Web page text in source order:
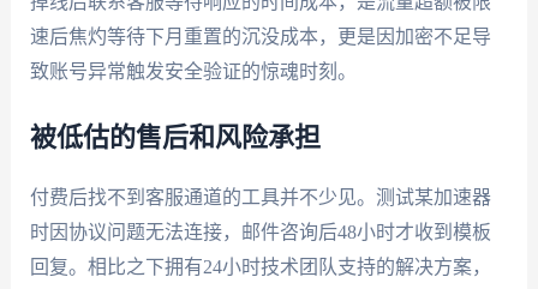
速后焦灼等待下月重置的沉没成本，更是因加密不足导
致账号异常触发安全验证的惊魂时刻。
被低估的售后和风险承担
付费后找不到客服通道的工具并不少见。测试某加速器
时因协议问题无法连接，邮件咨询后48小时才收到模板
回复。相比之下拥有24小时技术团队支持的解决方案，